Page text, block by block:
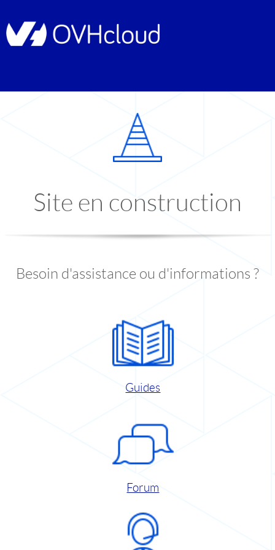
Site en construction
Besoin d'assistance ou d'informations ?
Guides
Forum